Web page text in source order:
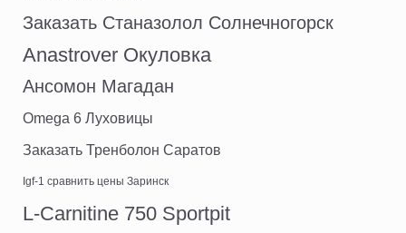
Заказать Станазолол Солнечногорск
Anastrover Окуловка
Ансомон Магадан
Omega 6 Луховицы
Заказать Тренболон Саратов
Igf-1 сравнить цены Заринск
L-Carnitine 750 Sportpit